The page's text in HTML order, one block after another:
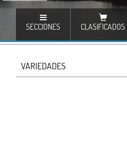
SECCIONES CLASIFICADOS
VARIEDADES